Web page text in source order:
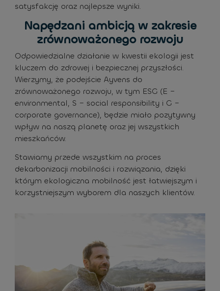
satysfakcję oraz najlepsze wyniki.
Napędzani ambicją w zakresie
zrównoważonego rozwoju
Odpowiedzialne działanie w kwestii ekologii jest
kluczem do zdrowej i bezpiecznej przyszłości.
Wierzymy, że podejście Ayvens do
zrównoważonego rozwoju, w tym ESG (E –
environmental, S – social responsibility i G –
corporate governance), będzie miało pozytywny
wpływ na naszą planetę oraz jej wszystkich
mieszkańców.
Stawiamy przede wszystkim na proces
dekarbonizacji mobilności i rozwiązania, dzięki
którym ekologiczna mobilność jest łatwiejszym i
korzystniejszym wyborem dla naszych klientów.